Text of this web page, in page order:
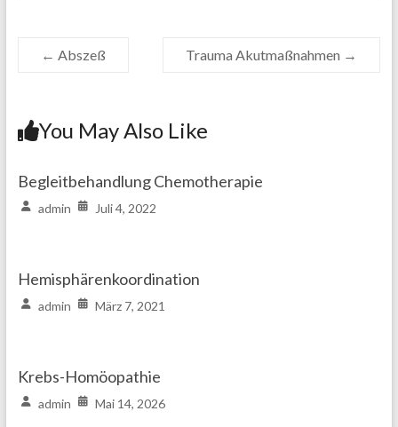
← Abszeß Trauma Akutmaßnahmen →
You May Also Like
Begleitbehandlung Chemotherapie
admin Juli 4, 2022
Hemisphärenkoordination
admin März 7, 2021
Krebs-Homöopathie
admin Mai 14, 2026